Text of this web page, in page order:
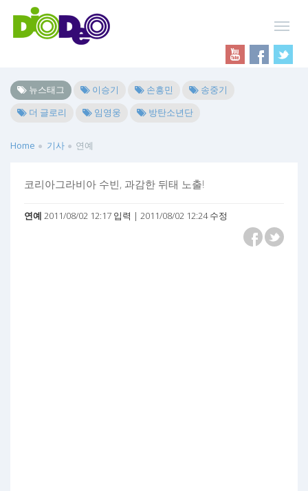
뉴스태그 이승기 손흥민
송중기
더 글로리
임영웅 방탄소년단
Home 기사 연예
코리아그라비아 수빈, 과감한 뒤태 노출!
연예 2011/08/02 12:17 입력 | 2011/08/02 12:24 수정